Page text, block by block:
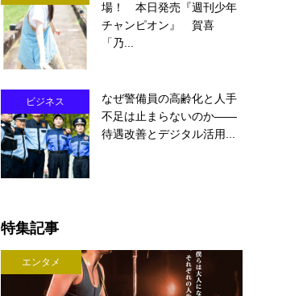
場！ 本日発売『週刊少年
チャンピオン』 賀喜
「乃...
ビジネス
なぜ警備員の高齢化と人手
不足は止まらないのか――
待遇改善とデジタル活用...
特集記事
エンタメ